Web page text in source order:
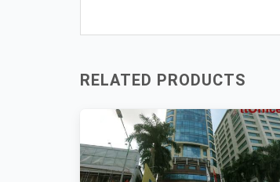
RELATED PRODUCTS